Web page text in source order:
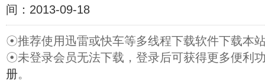
间：2013-09-18
☉推荐使用迅雷或快车等多线程下载软件下载本
☉未登录会员无法下载，登录后可获得更多便利
册。